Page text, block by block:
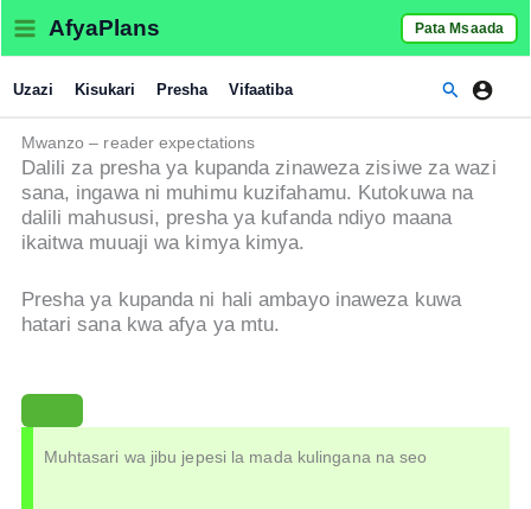
content
AfyaPlans Pata Msaada
Uzazi Kisukari Presha Vifaatiba Search
Mwanzo – reader expectations
Dalili za presha ya kupanda zinaweza zisiwe za wazi
sana, ingawa ni muhimu kuzifahamu. Kutokuwa na
dalili mahususi, presha ya kufanda ndiyo maana
ikaitwa muuaji wa kimya kimya.
Presha ya kupanda ni hali ambayo inaweza kuwa
hatari sana kwa afya ya mtu.
Muhtasari wa jibu jepesi la mada kulingana na seo